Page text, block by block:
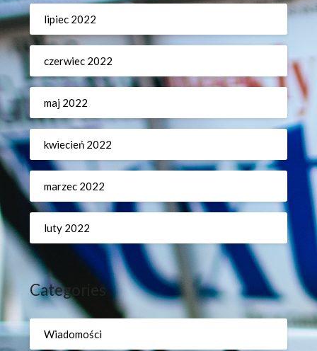
lipiec 2022
czerwiec 2022
maj 2022
kwiecień 2022
marzec 2022
luty 2022
Categories
Wiadomości